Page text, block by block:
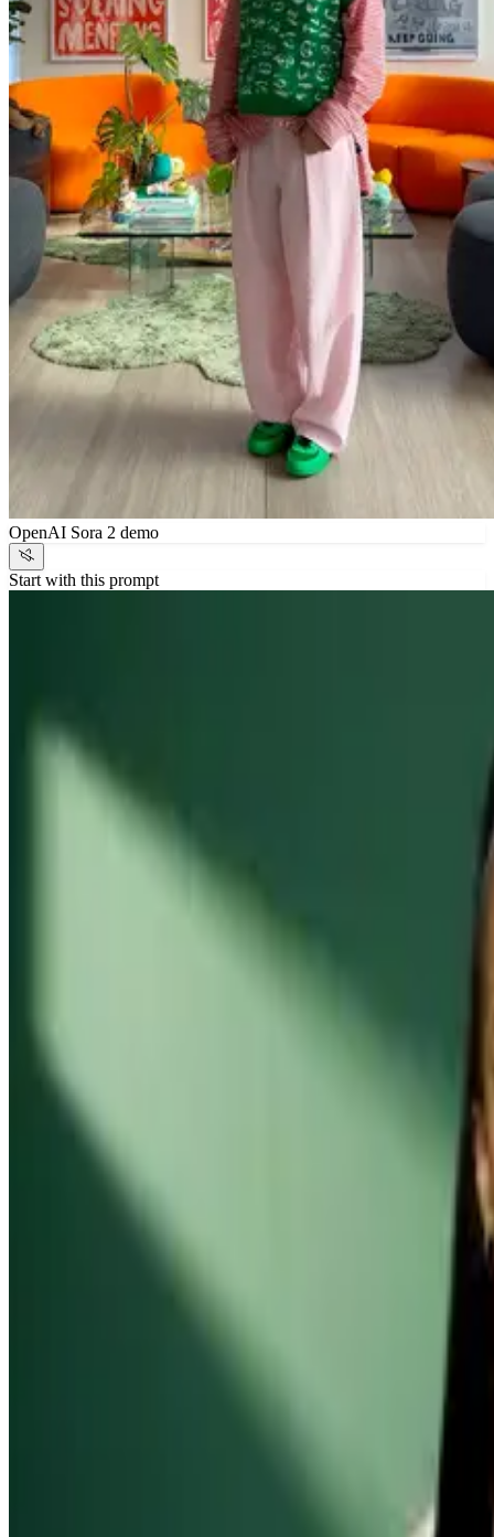
OpenAI Sora 2 demo
Start with this prompt